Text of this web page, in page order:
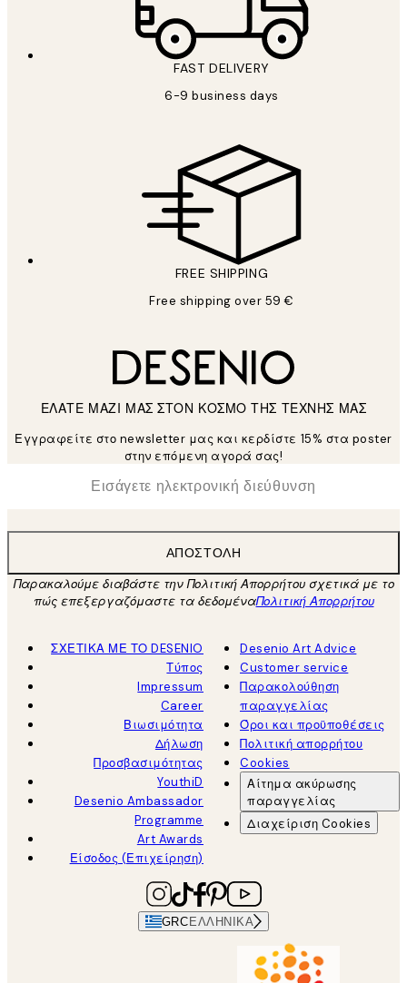
FAST DELIVERY
6-9 business days
FREE SHIPPING
Free shipping over 59 €
ΕΛΑΤΕ ΜΑΖΙ ΜΑΣ ΣΤΟΝ ΚΟΣΜΟ ΤΗΣ ΤΕΧΝΗΣ ΜΑΣ
Εγγραφείτε στο newsletter μας και κερδίστε 15% στα poster
στην επόμενη αγορά σας!
Ηλεκτρονική Διεύθυνση
ΑΠΟΣΤΟΛΉ
Παρακαλούμε διαβάστε την Πολιτική Απορρήτου σχετικά με το
πώς επεξεργαζόμαστε τα δεδομέναΠολιτική Απορρήτου
ΣΧΕΤΙΚΑ ΜΕ ΤΟ DESENIO
Τύπος
Impressum
Career
Βιωσιμότητα
Δήλωση
Προσβασιμότητας
YouthiD
Desenio Ambassador
Programme
Art Awards
Είσοδος (Επιχείρηση)
Desenio Art Advice
Customer service
Παρακολούθηση
παραγγελίας
Όροι και προϋποθέσεις
Πολιτική απορρήτου
Cookies
Αίτημα ακύρωσης
παραγγελίας
Διαχείριση Cookies
GRC ΕΛΛΗΝΙΚΆ